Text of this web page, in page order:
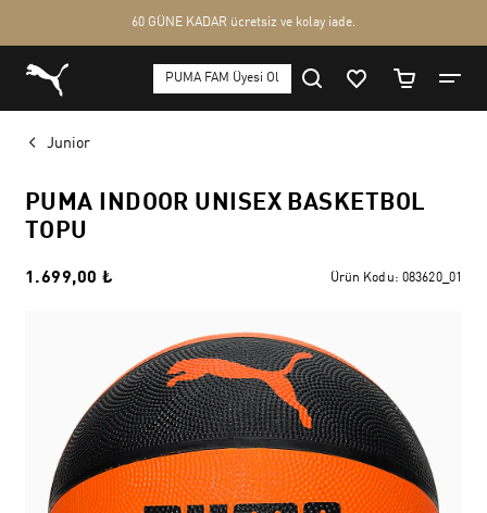
Junior
PUMA INDOOR UNISEX BASKETBOL
TOPU
1.699,00 ₺ Ürün Kodu: 083620_01